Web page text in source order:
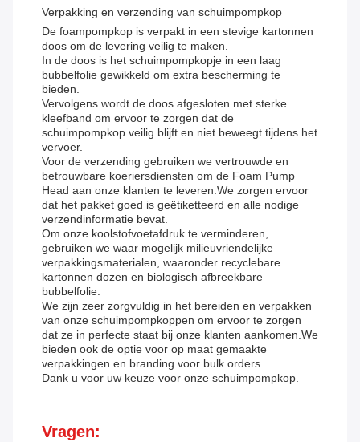
Verpakking en verzending van schuimpompkop
De foampompkop is verpakt in een stevige kartonnen
doos om de levering veilig te maken.
In de doos is het schuimpompkopje in een laag
bubbelfolie gewikkeld om extra bescherming te
bieden.
Vervolgens wordt de doos afgesloten met sterke
kleefband om ervoor te zorgen dat de
schuimpompkop veilig blijft en niet beweegt tijdens het
vervoer.
Voor de verzending gebruiken we vertrouwde en
betrouwbare koeriersdiensten om de Foam Pump
Head aan onze klanten te leveren.We zorgen ervoor
dat het pakket goed is geëtiketteerd en alle nodige
verzendinformatie bevat.
Om onze koolstofvoetafdruk te verminderen,
gebruiken we waar mogelijk milieuvriendelijke
verpakkingsmaterialen, waaronder recyclebare
kartonnen dozen en biologisch afbreekbare
bubbelfolie.
We zijn zeer zorgvuldig in het bereiden en verpakken
van onze schuimpompkoppen om ervoor te zorgen
dat ze in perfecte staat bij onze klanten aankomen.We
bieden ook de optie voor op maat gemaakte
verpakkingen en branding voor bulk orders.
Dank u voor uw keuze voor onze schuimpompkop.
Vragen: